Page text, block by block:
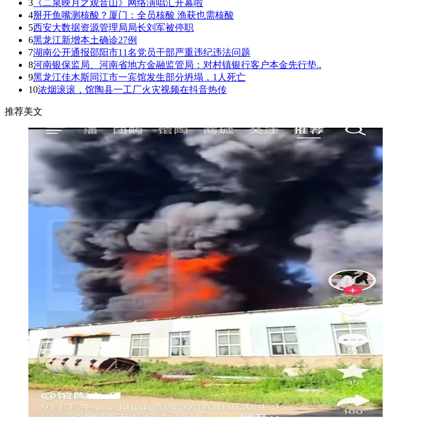
3 《二泉映月之观音山》网络演唱汇开幕啦
4掰开鱼嘴测核酸？厦门：全员核酸 渔获也需核酸
5西安大数据资源管理局局长刘军被停职
6黑龙江新增本土确诊27例
7湖南公开通报邵阳市11名党员干部严重违纪违法问题
8河南银保监局、河南省地方金融监管局：对村镇银行客户本金先行垫..
9黑龙江佳木斯同江市一宾馆发生部分坍塌，1人死亡
10浓烟滚滚，馆陶县一工厂火灾视频在抖音热传
推荐美文